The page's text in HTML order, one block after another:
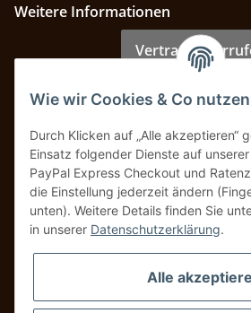
Weitere Informationen
Vertrag
Zahlung & Versand
Wie wir Cookies & Co nutzen
Durch Klicken auf „Alle akzeptieren“
Einsatz folgender Dienste auf
PayPal Express Checkout und
die Einstellung jederzeit ändern
unten). Weitere Details finden Sie
in unserer Datenschutzerklärung.
Alle